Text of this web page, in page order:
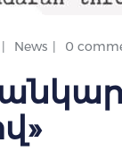
News 0